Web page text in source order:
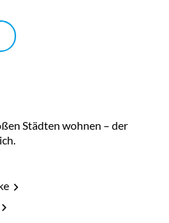
Städten wohnen – der